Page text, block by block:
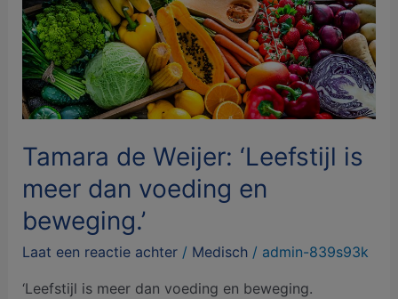
Tamara de Weijer: ‘Leefstijl is
meer dan voeding en
beweging.’
Laat een reactie achter / Medisch/ admin-839s93k
‘Leefstijl is meer dan voeding en beweging.
Tamara
de
Weijer:
‘Leefstijl
is
dan
voeding
en
beweging.’